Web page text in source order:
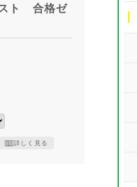
ト 合格ゼ
詳しく見る